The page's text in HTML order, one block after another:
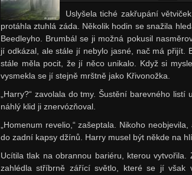
Uslyšela tiché zakřupání
protáhla ztuhlá záda. Několik hodin se snažila
Beedleyho. Brumbál se ji možná pokusil
jí odkázal, ale stále jí nebylo jasné, nač má přijít.
stále měla pocit, že jí něco unikalo. Když si
vysmekla se jí stejně mrštně jako Křivonožka.
„Harry?“ zavolala do tmy. Šustění barevného listí
náhlý klid ji znervózňoval.
„Homenum revelio,“ zašeptala. Nikoho
do zadní kapsy džínů. Harry musel být někde na
Ucítila tlak na obrannou bariéru, kterou vytvořila.
zahlédla stříbrně zářící světlo, které se jí však